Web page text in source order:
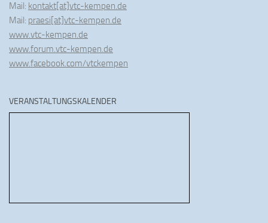
Mail: kontakt[at]vtc-kempen.de
Mail: praesi[at]vtc-kempen.de
www.vtc-kempen.de
www.forum.vtc-kempen.de
www.facebook.com/vtckempen
VERANSTALTUNGSKALENDER